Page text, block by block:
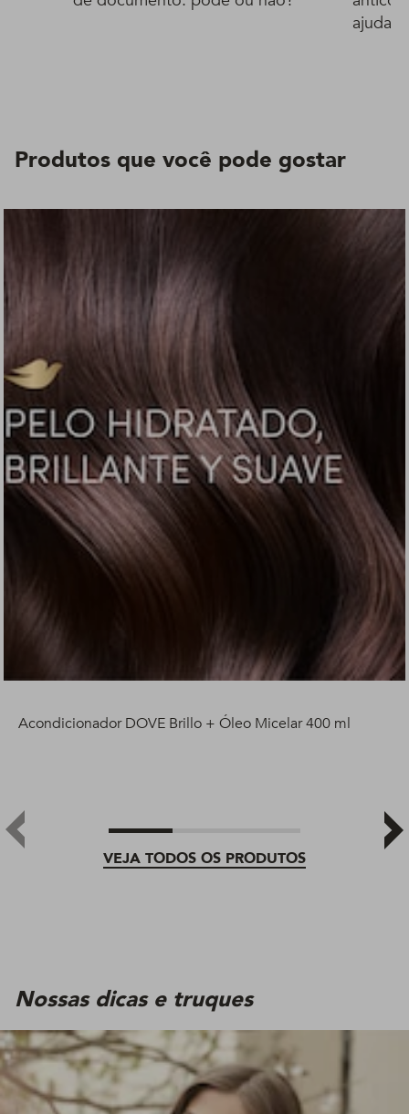
ajuda!
Produtos que você pode gostar
VEJA TODOS OS PRODUTOS
Acondicionador DOVE Brillo + Óleo Micelar 400 ml
Nossas dicas e truques